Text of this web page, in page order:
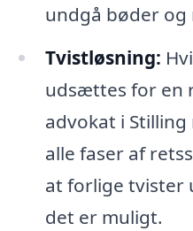
undgå bøder og
Tvistløsning:
udsættes for en
advokat i
alle faser af
at forlige tvister
det er muligt.